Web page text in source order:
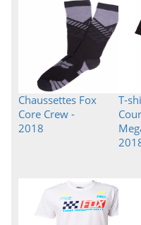
Chaussettes Fox
Core Crew -
2018
T-